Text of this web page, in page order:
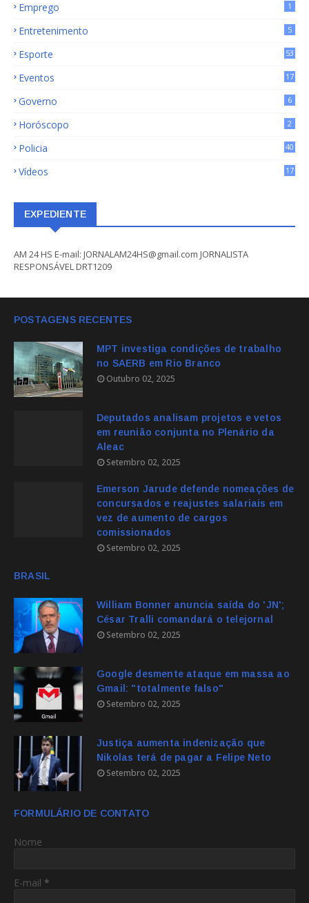
Emprego 1
Entretenimento 5
Esporte 53
Eventos 17
Governo 6
Horóscopo 2
Policia 40
Vídeos 17
EXPEDIENTE
AM 24 HS E-mail: JORNALAM24HS@gmail.com JORNALISTA
RESPONSÁVEL DRT1209
POSTAGENS RECENTES
MPT investiga condições de trabalho
no SAERB em Rio Branco
Outubro 02, 2025
Deputados analisam projetos e vetos
em reunião conjunta no Plenário da
Aleac
Setembro 02, 2025
Emerson Jarude defende nomeações de
concursados e reajustes salariais em
vez de aumento de cargos
comissionados
Setembro 02, 2025
BRASIL
William Bonner anuncia saída do 'JN';
César Tralli comandará o telejornal
Setembro 02, 2025
Google desmente ataque em massa ao
Gmail: "totalmente falso"
Setembro 02, 2025
Justiça aumenta indenização que
Nikolas terá de pagar a Felipe Neto
Setembro 02, 2025
FORMULÁRIO DE CONTATO
Nome
E-mail *